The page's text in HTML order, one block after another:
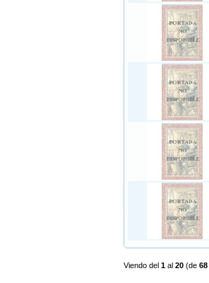
Viendo del 1 al 20 (de 68